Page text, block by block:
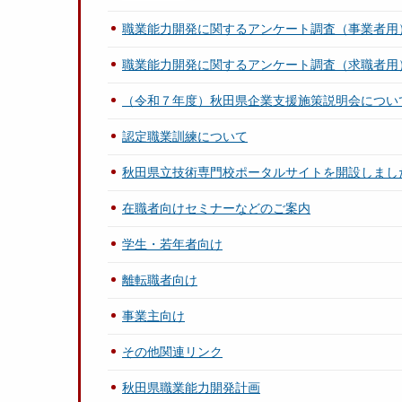
職業能力開発に関するアンケート調査（事業者用
職業能力開発に関するアンケート調査（求職者用
（令和７年度）秋田県企業支援施策説明会につい
認定職業訓練について
秋田県立技術専門校ポータルサイトを開設しまし
在職者向けセミナーなどのご案内
学生・若年者向け
離転職者向け
事業主向け
その他関連リンク
秋田県職業能力開発計画